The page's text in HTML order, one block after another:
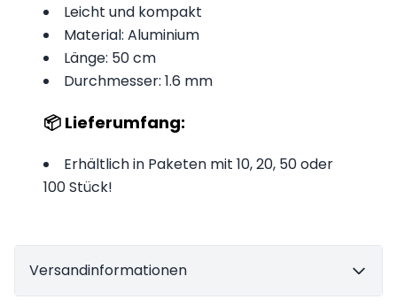
Leicht und kompakt
Material: Aluminium
Länge: 50 cm
Durchmesser: 1.6 mm
📦 Lieferumfang:
Erhältlich in Paketen mit 10, 20, 50 oder
100 Stück!
Versandinformationen